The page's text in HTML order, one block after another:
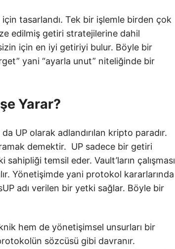
tasarlandı. Tek bir işlemle birden çok
edilmiş getiri stratejilerine dahil
için en iyi getiriyi bulur. Böyle bir
yani “ayarla unut” niteliğinde bir
Yarar?
UP olarak adlandırılan kripto paradır.
demektir. UP sadece bir getiri
temsil eder. Vault’ların çalışması
Yönetişimde yani protokol kararlarında
adı verilen bir yetki sağlar. Böyle bir
hem de yönetişimsel unsurları bir
sözcüsü gibi davranır.